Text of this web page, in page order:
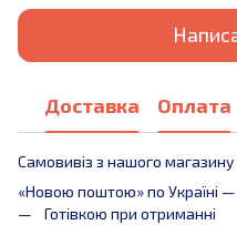
Доставка Оплата
Самовивіз з нашого
«Новою поштою» по Україні
Готівкою при отриманні